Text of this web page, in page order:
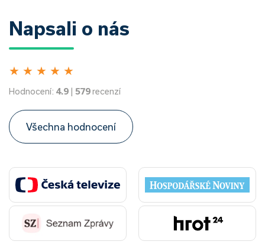
Napsali o nás
★ ★ ★ ★ ★
Hodnocení: 4.9 | 579recenzí
Všechna hodnocení